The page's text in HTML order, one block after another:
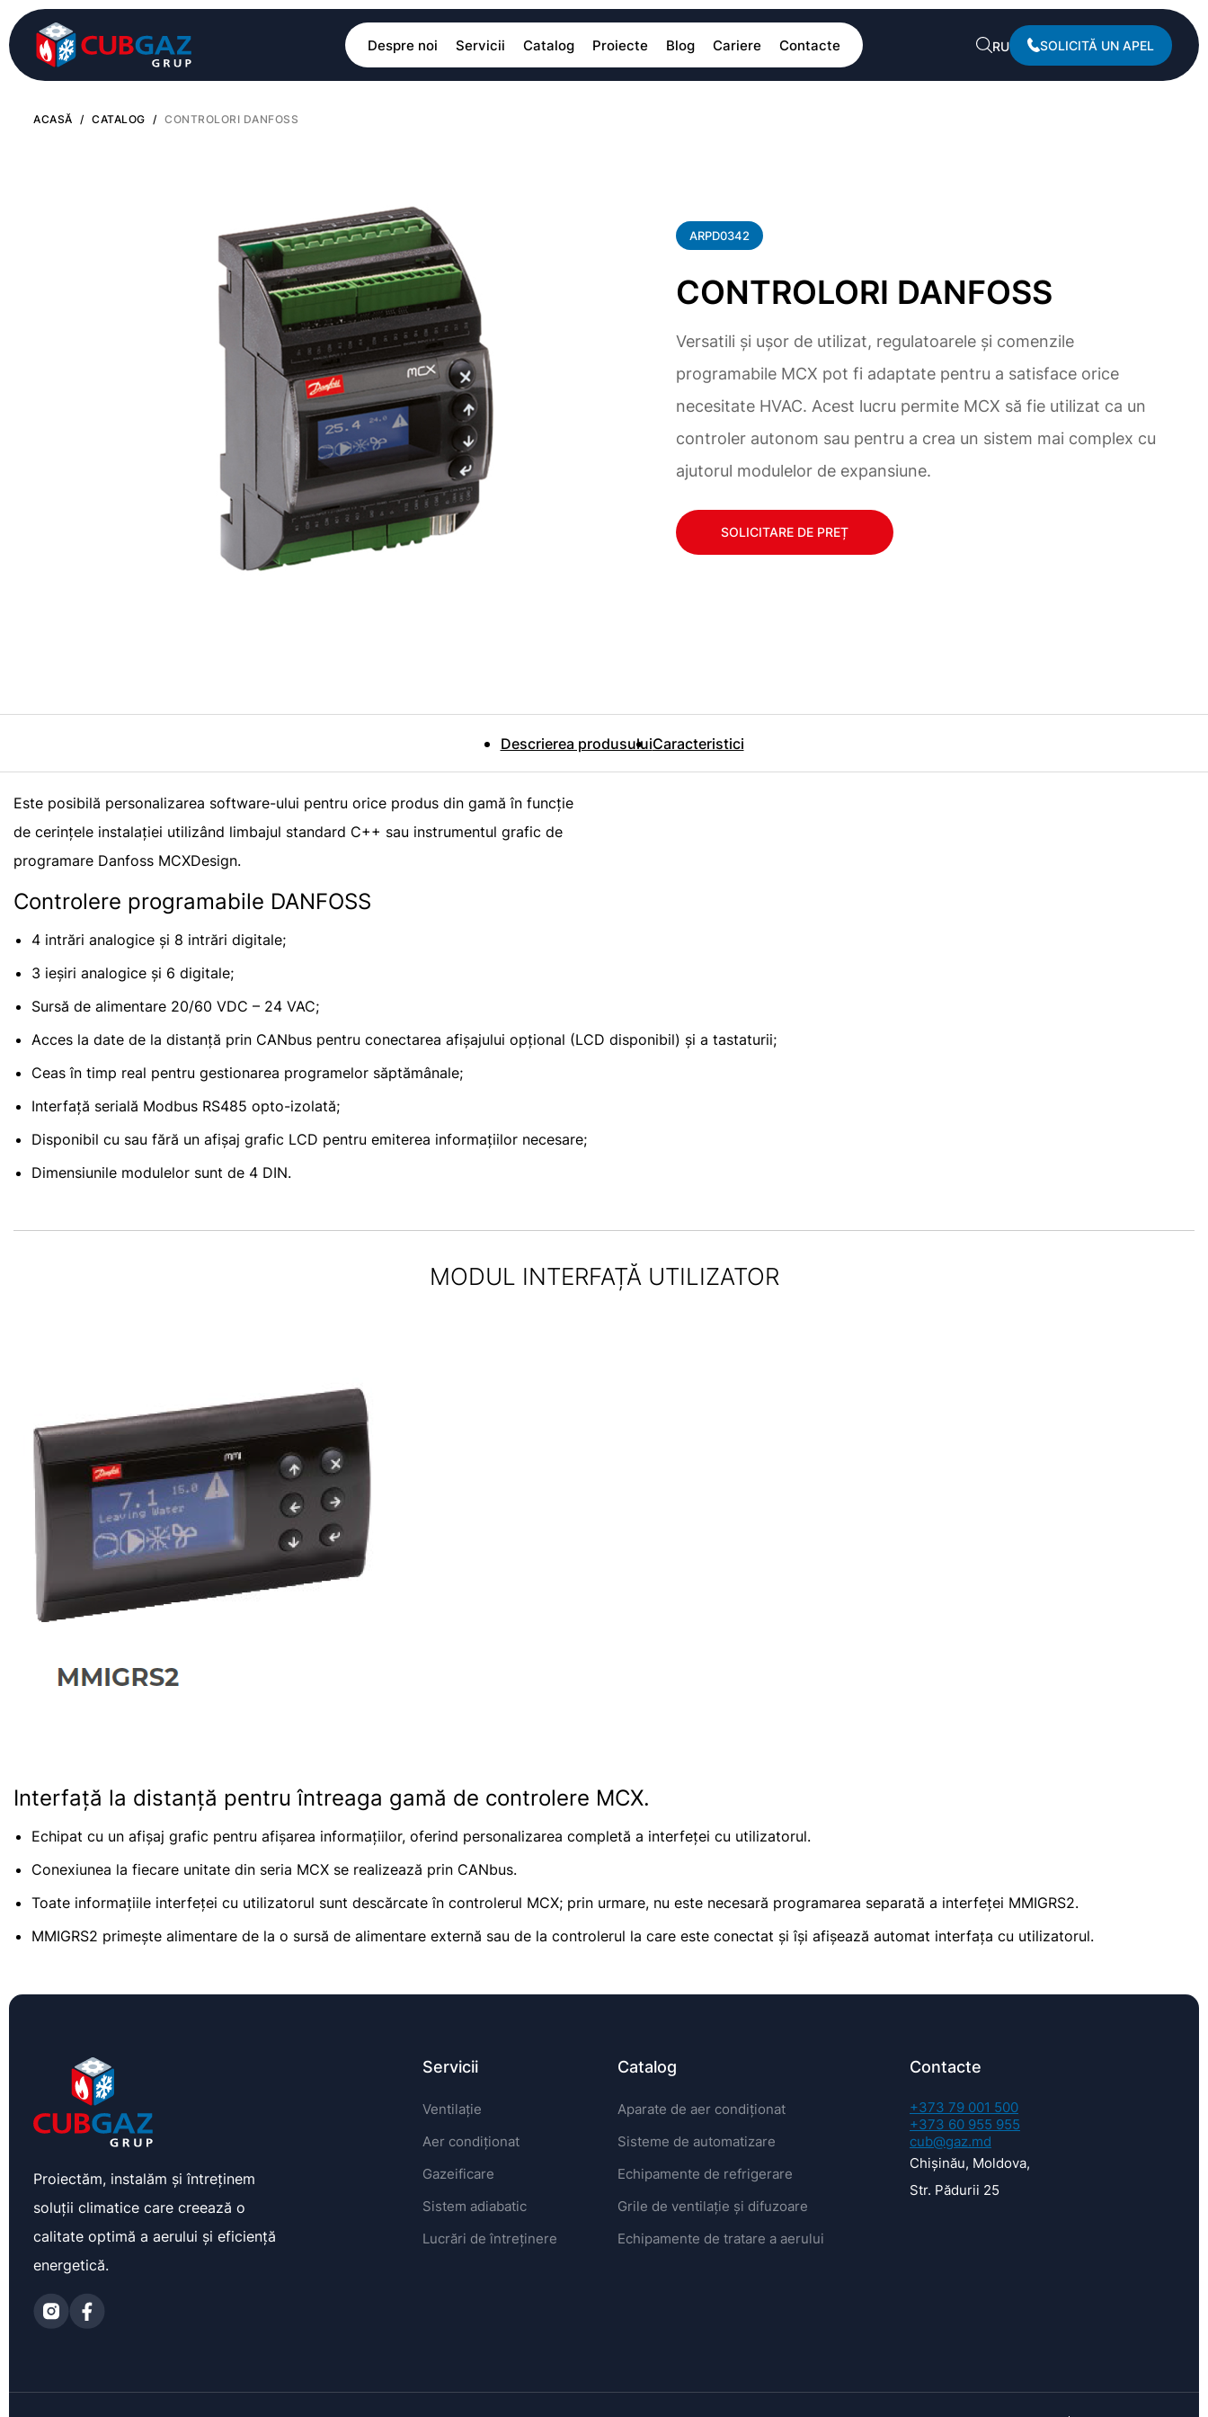
Despre noi Servicii Catalog Proiecte Blog Cariere Contacte RU SOLICITĂ UN APEL
ACASĂ / CATALOG / CONTROLORI DANFOSS
ARPD0342
CONTROLORI DANFOSS
Versatili și ușor de utilizat, regulatoarele și comenzile
programabile MCX pot fi adaptate pentru a satisface orice
necesitate HVAC. Acest lucru permite MCX să fie utilizat ca un
controler autonom sau pentru a crea un sistem mai complex cu
ajutorul modulelor de expansiune.
SOLICITARE DE PREȚ
Descrierea produsuluiCaracteristici
Este posibilă personalizarea software-ului pentru orice produs din gamă în funcție
de cerințele instalației utilizând limbajul standard C++ sau instrumentul grafic de
programare Danfoss MCXDesign.
Controlere programabile DANFOSS
4 intrări analogice și 8 intrări digitale;
3 ieșiri analogice și 6 digitale;
Sursă de alimentare 20/60 VDC – 24 VAC;
Acces la date de la distanță prin CANbus pentru conectarea afișajului opțional (LCD disponibil) și a tastaturii;
Ceas în timp real pentru gestionarea programelor săptămânale;
Interfață serială Modbus RS485 opto-izolată;
Disponibil cu sau fără un afișaj grafic LCD pentru emiterea informațiilor necesare;
Dimensiunile modulelor sunt de 4 DIN.
MODUL INTERFAȚĂ UTILIZATOR
Interfață la distanță pentru întreaga gamă de controlere MCX.
Echipat cu un afișaj grafic pentru afișarea informațiilor, oferind personalizarea completă a interfeței cu utilizatorul.
Conexiunea la fiecare unitate din seria MCX se realizează prin CANbus.
Toate informațiile interfeței cu utilizatorul sunt descărcate în controlerul MCX; prin urmare, nu este necesară programarea separată a interfeței MMIGRS2.
MMIGRS2 primește alimentare de la o sursă de alimentare externă sau de la controlerul la care este conectat și își afișează automat interfața cu utilizatorul.
Proiectăm, instalăm și întreținem
soluții climatice care creează o
calitate optimă a aerului și eficiență
energetică.
Servicii
Ventilație
Aer condiționat
Gazeificare
Sistem adiabatic
Lucrări de întreținere
Catalog
Aparate de aer condiționat
Sisteme de automatizare
Echipamente de refrigerare
Grile de ventilație și difuzoare
Echipamente de tratare a aerului
Contacte
+373 79 001 500
+373 60 955 955
cub@gaz.md
Chișinău, Moldova,
Str. Pădurii 25